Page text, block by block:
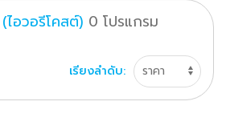
ไอวอรีโคสต์) 0 โปรแกรม
เรียงลำดับ: